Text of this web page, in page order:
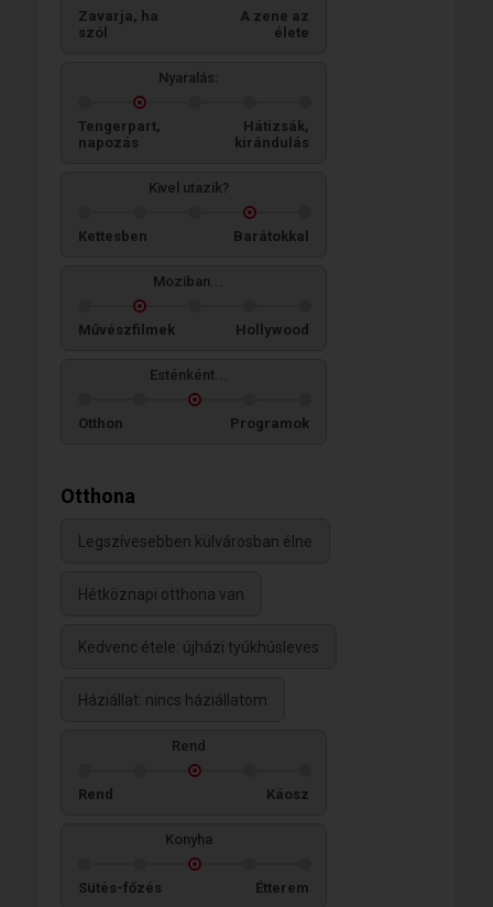
Zavarja, ha
szól
A zene az
élete
Nyaralás:
Tengerpart,
napozás
Hátizsák,
kirándulás
Kivel utazik?
Kettesben Barátokkal
Moziban...
Művészfilmek Hollywood
Esténként...
Otthon Programok
Otthona
Legszívesebben külvárosban élne
Hétköznapi otthona van
Kedvenc étele: újházi tyúkhúsleves
Háziállat: nincs háziállatom
Rend
Rend Káosz
Konyha
Sütés-főzés Étterem